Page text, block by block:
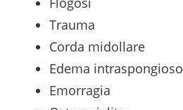
Trauma
Corda midollare
Edema intraspongioso
Emorragia